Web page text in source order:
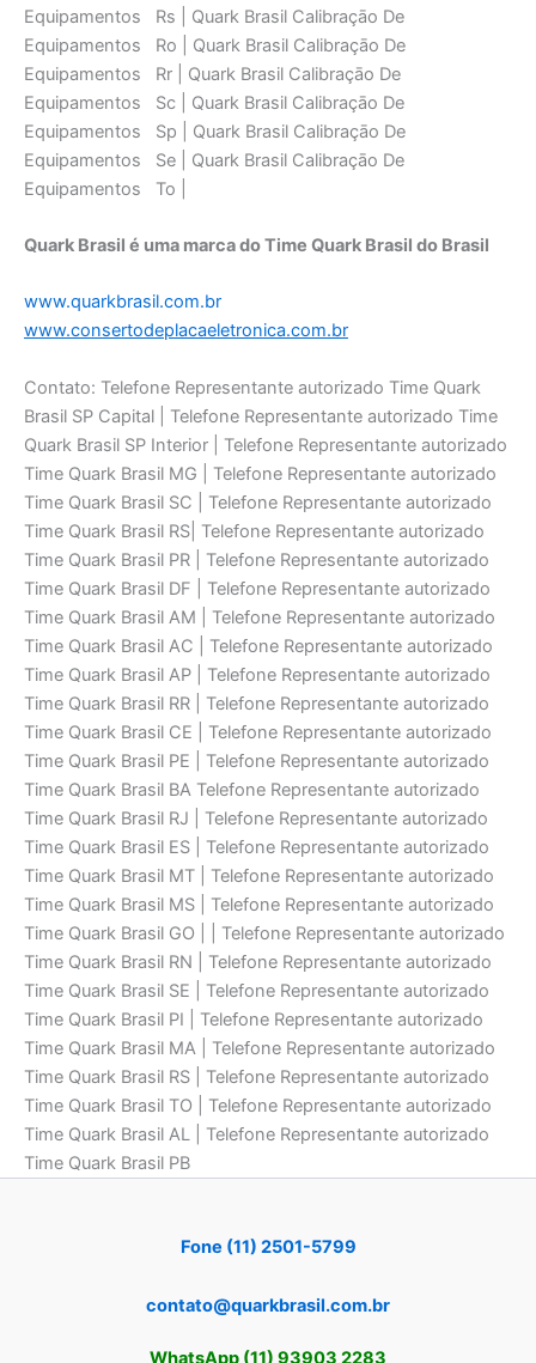
Equipamentos Rs | Quark Brasil Calibraçāo De
Equipamentos Ro | Quark Brasil Calibraçāo De
Equipamentos Rr | Quark Brasil Calibraçāo De
Equipamentos Sc | Quark Brasil Calibraçāo De
Equipamentos Sp | Quark Brasil Calibraçāo De
Equipamentos Se | Quark Brasil Calibraçāo De
Equipamentos To |
Quark Brasil é uma marca do Time Quark Brasil do Brasil
www.quarkbrasil.com.br
www.consertodeplacaeletronica.com.br
Contato: Telefone Representante autorizado Time Quark
Brasil SP Capital | Telefone Representante autorizado Time
Quark Brasil SP Interior | Telefone Representante autorizado
Time Quark Brasil MG | Telefone Representante autorizado
Time Quark Brasil SC | Telefone Representante autorizado
Time Quark Brasil RS| Telefone Representante autorizado
Time Quark Brasil PR | Telefone Representante autorizado
Time Quark Brasil DF | Telefone Representante autorizado
Time Quark Brasil AM | Telefone Representante autorizado
Time Quark Brasil AC | Telefone Representante autorizado
Time Quark Brasil AP | Telefone Representante autorizado
Time Quark Brasil RR | Telefone Representante autorizado
Time Quark Brasil CE | Telefone Representante autorizado
Time Quark Brasil PE | Telefone Representante autorizado
Time Quark Brasil BA Telefone Representante autorizado
Time Quark Brasil RJ | Telefone Representante autorizado
Time Quark Brasil ES | Telefone Representante autorizado
Time Quark Brasil MT | Telefone Representante autorizado
Time Quark Brasil MS | Telefone Representante autorizado
Time Quark Brasil GO | | Telefone Representante autorizado
Time Quark Brasil RN | Telefone Representante autorizado
Time Quark Brasil SE | Telefone Representante autorizado
Time Quark Brasil PI | Telefone Representante autorizado
Time Quark Brasil MA | Telefone Representante autorizado
Time Quark Brasil RS | Telefone Representante autorizado
Time Quark Brasil TO | Telefone Representante autorizado
Time Quark Brasil AL | Telefone Representante autorizado
Time Quark Brasil PB
Fone (11) 2501-5799
contato@quarkbrasil.com.br
WhatsApp (11) 93903 2283